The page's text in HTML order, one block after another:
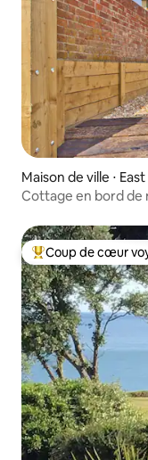
Maison de ville ⋅
Cottage en bord de
Coups de cœur
Coup de cœur